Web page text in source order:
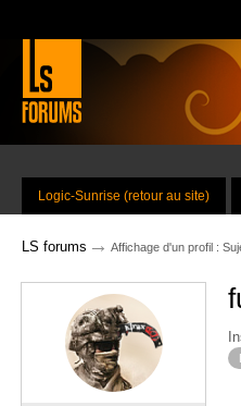
Logic-Sunrise (retour au site)
LS forums → Affichage d'un profil :